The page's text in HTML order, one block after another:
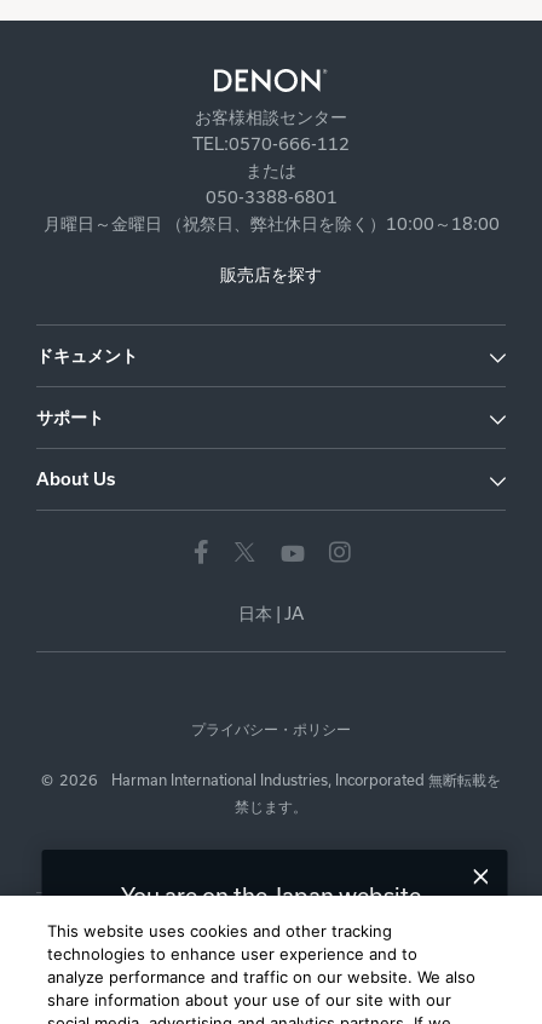
お客様相談センター
TEL:0570-666-112
または
050-3388-6801
月曜日～金曜日 （祝祭日、弊社休日を除く）10:00～18:00
販売店を探す
ドキュメント
サポート
About Us
日本 | JA
プライバシー・ポリシー
© 2026
Harman International Industries, Incorporated 無断転載を
禁じます。
You are on the Japan website.
We recommendUnited States
Choose a different website.
This website uses cookies and other tracking
technologies to enhance user experience and to
analyze performance and traffic on our website. We also
share information about your use of our site with our